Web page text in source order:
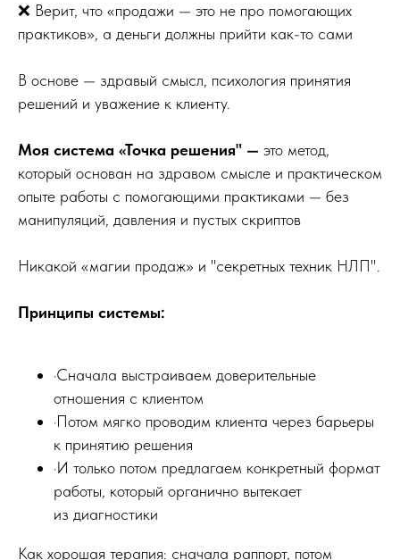
❌ Верит, что «продажи — это не про помогающих
практиков», а деньги должны прийти как-то сами
В основе — здравый смысл, психология принятия
решений и уважение к клиенту.
Моя система «Точка решения" — это метод,
который основан на здравом смысле и практическом
опыте работы с помогающими практиками — без
манипуляций, давления и пустых скриптов
Никакой «магии продаж» и "секретных техник НЛП".
Принципы системы:
·Сначала выстраиваем доверительные
отношения с клиентом
·Потом мягко проводим клиента через барьеры
к принятию решения
·И только потом предлагаем конкретный формат
работы, который органично вытекает
из диагностики
Как хорошая терапия: сначала раппорт, потом